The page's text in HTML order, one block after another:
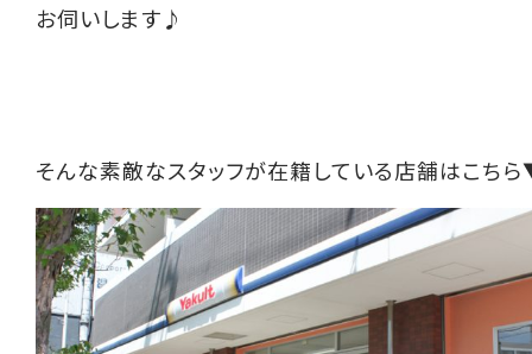
お伺いします♪
そんな素敵なスタッフが在籍している店舗はこち